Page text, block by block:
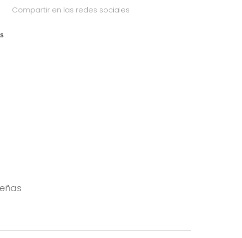
Compartir en las redes sociales